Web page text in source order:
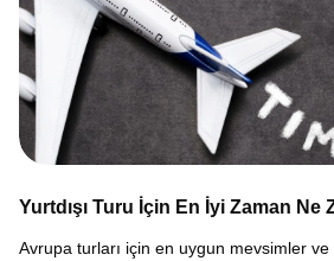
Yurtdışı Turu İçin En İyi Zaman Ne
Avrupa turları için en uygun mevsimler ve